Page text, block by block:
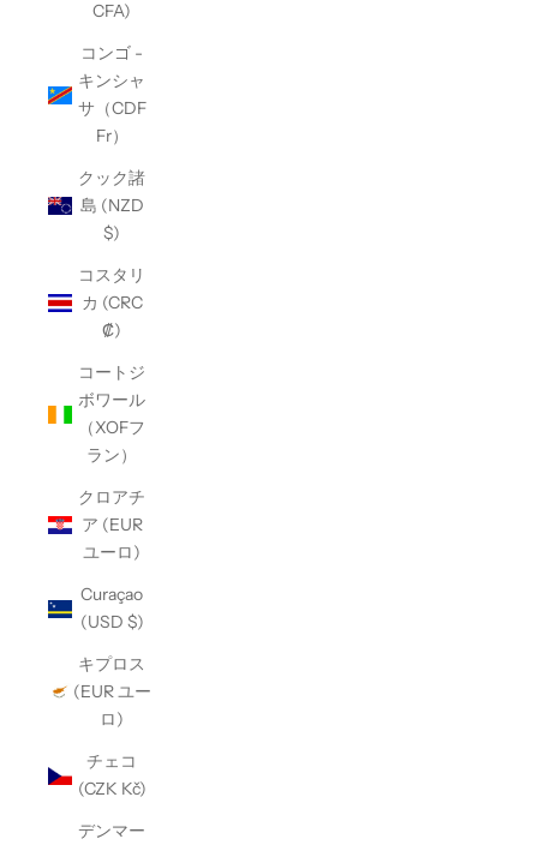
CFA)
コンゴ -
キンシャ
サ（CDF
Fr）
クック諸
島 (NZD
$)
コスタリ
カ (CRC
₡)
コートジ
ボワール
（XOFフ
ラン）
クロアチ
ア (EUR
ユーロ)
Curaçao
(USD $)
キプロス
(EUR ユー
ロ)
チェコ
(CZK Kč)
デンマー